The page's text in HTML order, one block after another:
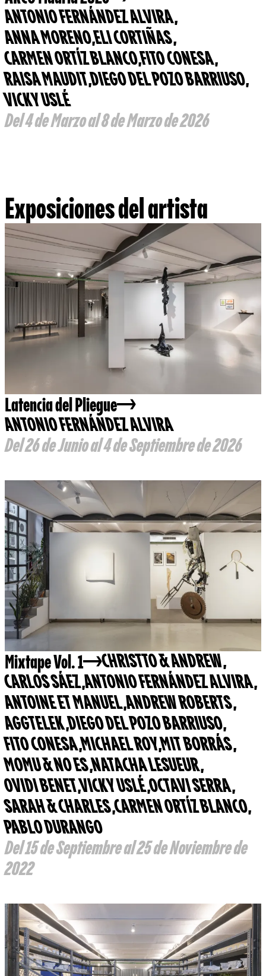
ANTONIO FERNÁNDEZ ALVIRA,
ANNA MORENO,ELI CORTIÑAS,
CARMEN ORTÍZ BLANCO,FITO CONESA,
RAISA MAUDIT,DIEGO DEL POZO BARRIUSO,
VICKY USLÉ
Del 4 de Marzo al 8 de Marzo de 2026
Exposiciones del artista
Latencia del Pliegue
ANTONIO FERNÁNDEZ ALVIRA
Del 26 de Junio al 4 de Septiembre de 2026
Mixtape Vol. 1 CHRISTTO & ANDREW,
CARLOS SÁEZ,ANTONIO FERNÁNDEZ ALVIRA,
ANTOINE ET MANUEL,ANDREW ROBERTS,
AGGTELEK,DIEGO DEL POZO BARRIUSO,
FITO CONESA,MICHAEL ROY,MIT BORRÁS,
MOMU & NO ES,NATACHA LESUEUR,
OVIDI BENET,VICKY USLÉ,OCTAVI SERRA,
SARAH & CHARLES,CARMEN ORTÍZ BLANCO,
PABLO DURANGO
Del 15 de Septiembre al 25 de Noviembre de
2022